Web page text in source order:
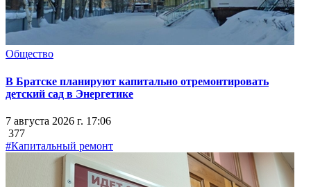
Общество
В Братске планируют капитально отремонтировать
детский сад в Энергетике
7 августа 2026 г. 17:06
377
#Капитальный ремонт